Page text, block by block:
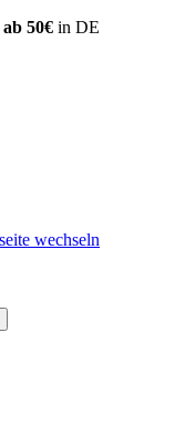
ab 50€ in DE